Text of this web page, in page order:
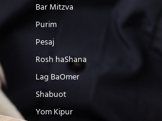
Bar Mitzva
Purim
Pesaj
Rosh haShana
Lag BaOmer
Shabuot
Yom Kipur